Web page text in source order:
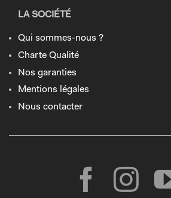
LA SOCIÉTÉ
Qui sommes-nous ?
Charte Qualité
Nos garanties
Mentions légales
Nous contacter